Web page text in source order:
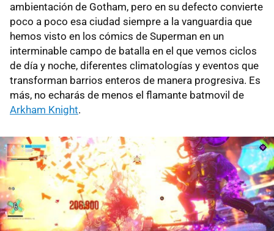
ambientación de Gotham, pero en su defecto convierte
poco a poco esa ciudad siempre a la vanguardia que
hemos visto en los cómics de Superman en un
interminable campo de batalla en el que vemos ciclos
de día y noche, diferentes climatologías y eventos que
transforman barrios enteros de manera progresiva. Es
más, no echarás de menos el flamante batmovil de
Arkham Knight.